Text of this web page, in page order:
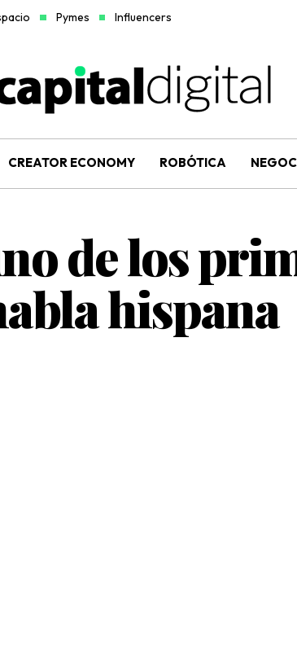
Pymes Influencers
CREATOR ECONOMY ROBÓTICA
de los
hispana